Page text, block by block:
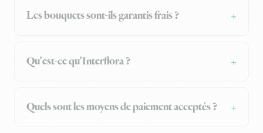
Les bouquets sont-ils garantis frais ?
Qu'est-ce qu'Interflora ?
Quels sont les moyens de paiement acceptés ?